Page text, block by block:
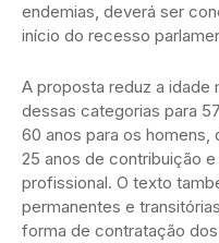
endemias, deverá ser
início do recesso
A proposta reduz a idade
dessas categorias para
60 anos para os
25 anos de contribuição
profissional. O texto
permanentes e
forma de contratação